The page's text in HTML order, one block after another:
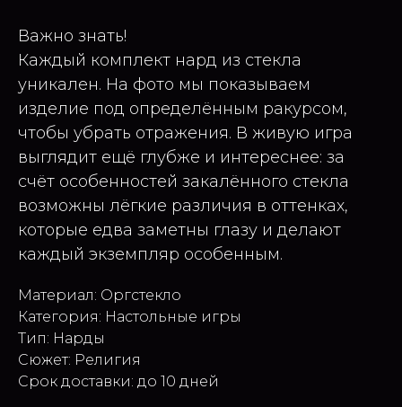
Важно знать!
Каждый комплект нард из стекла
уникален. На фото мы показываем
изделие под определённым ракурсом,
чтобы убрать отражения. В живую игра
выглядит ещё глубже и интереснее: за
счёт особенностей закалённого стекла
возможны лёгкие различия в оттенках,
которые едва заметны глазу и делают
каждый экземпляр особенным.
Материал: Оргстекло
Категория: Настольные игры
Тип: Нарды
Сюжет: Религия
Срок доставки: до 10 дней